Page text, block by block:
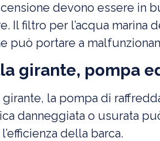
devono essere in
Il filtro per l’acqua
può portare a
girante, pompa
la pompa di
danneggiata o usurata
della barca.